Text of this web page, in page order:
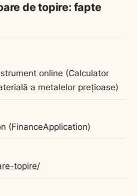
de topire: fapte
online (Calculator
a metalelor prețioase)
(FinanceApplication)
topire/